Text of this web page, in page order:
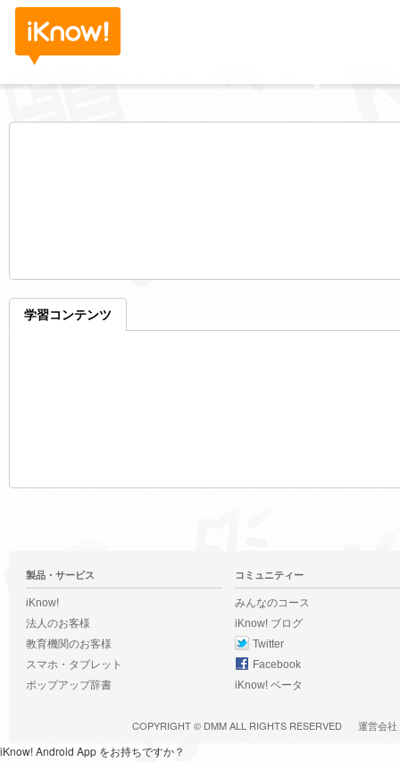
学習コンテンツ
製品・サービス
iKnow!
法人のお客様
教育機関のお客様
スマホ・タブレット
ポップアップ辞書
コミュニティー
みんなのコース
iKnow! ブログ
Twitter
Facebook
iKnow! ベータ
COPYRIGHT © DMMALL RIGHTS RESERVED 運営会社
iKnow! Android App をお持ちですか？